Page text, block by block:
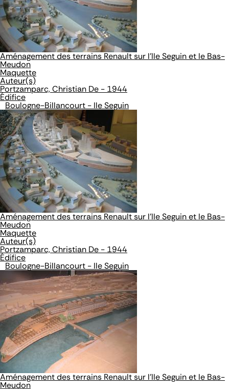
Aménagement des terrains Renault sur l'Ile Seguin et le Bas-
Meudon
Maquette
Auteur(s)
Portzamparc, Christian De - 1944
Édifice
Boulogne-Billancourt - Ile Seguin
Aménagement des terrains Renault sur l'Ile Seguin et le Bas-
Meudon
Maquette
Auteur(s)
Portzamparc, Christian De - 1944
Édifice
Boulogne-Billancourt - Ile Seguin
Aménagement des terrains Renault sur l'Ile Seguin et le Bas-
Meudon